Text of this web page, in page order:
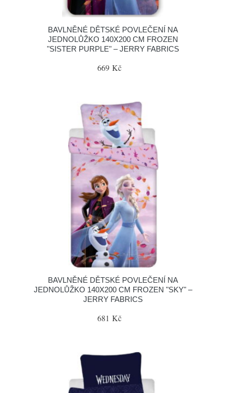
BAVLNĚNÉ DĚTSKÉ POVLEČENÍ NA
JEDNOLŮŽKO 140X200 CM FROZEN
"SISTER PURPLE" – JERRY FABRICS
669 Kč
BAVLNĚNÉ DĚTSKÉ POVLEČENÍ NA
JEDNOLŮŽKO 140X200 CM FROZEN "SKY" –
JERRY FABRICS
681 Kč